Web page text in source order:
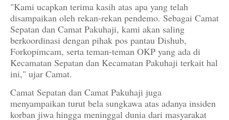
"Kami ucapkan terima kasih atas apa yang telah
disampaikan oleh rekan-rekan pendemo. Sebagai Camat
Sepatan dan Camat Pakuhaji, kami akan saling
berkoordinasi dengan pihak pos pantau Dishub,
Forkopimcam, serta teman-teman OKP yang ada di
Kecamatan Sepatan dan Kecamatan Pakuhaji terkait hal
ini," ujar Camat.
Camat Sepatan dan Camat Pakuhaji juga
menyampaikan turut bela sungkawa atas adanya insiden
korban jiwa hingga meninggal dunia dari masyarakat